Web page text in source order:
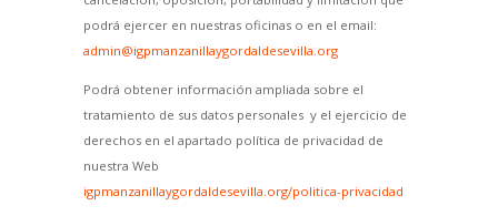
podrá ejercer en nuestras oficinas o en el email:
admin@igpmanzanillaygordaldesevilla.org
Podrá obtener información ampliada sobre el
tratamiento de sus datos personales y el ejercicio de
derechos en el apartado política de privacidad de
nuestra Web
igpmanzanillaygordaldesevilla.org/politica-privacidad